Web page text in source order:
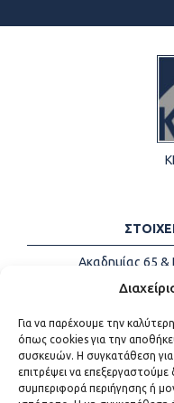
Για να παρέχουμε την
όπως cookies για την
συσκευών. Η συγκατάθεση για
επιτρέψει να
συμπεριφορά περιήγησης ή
Ακαδημίας 65 &
Τηλέφωνα:
Email: